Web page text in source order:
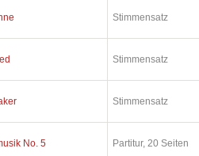
Stimmensatz
Stimmensatz
Stimmensatz
No. 5 Partitur, 20 Seiten